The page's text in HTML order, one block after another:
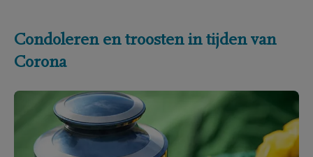
Condoleren en troosten in tijden van
Corona